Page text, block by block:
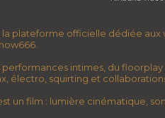
la plateforme officielle dédiée
intimes, du floorplay
électro, squirting et
un film : lumière cinématique,